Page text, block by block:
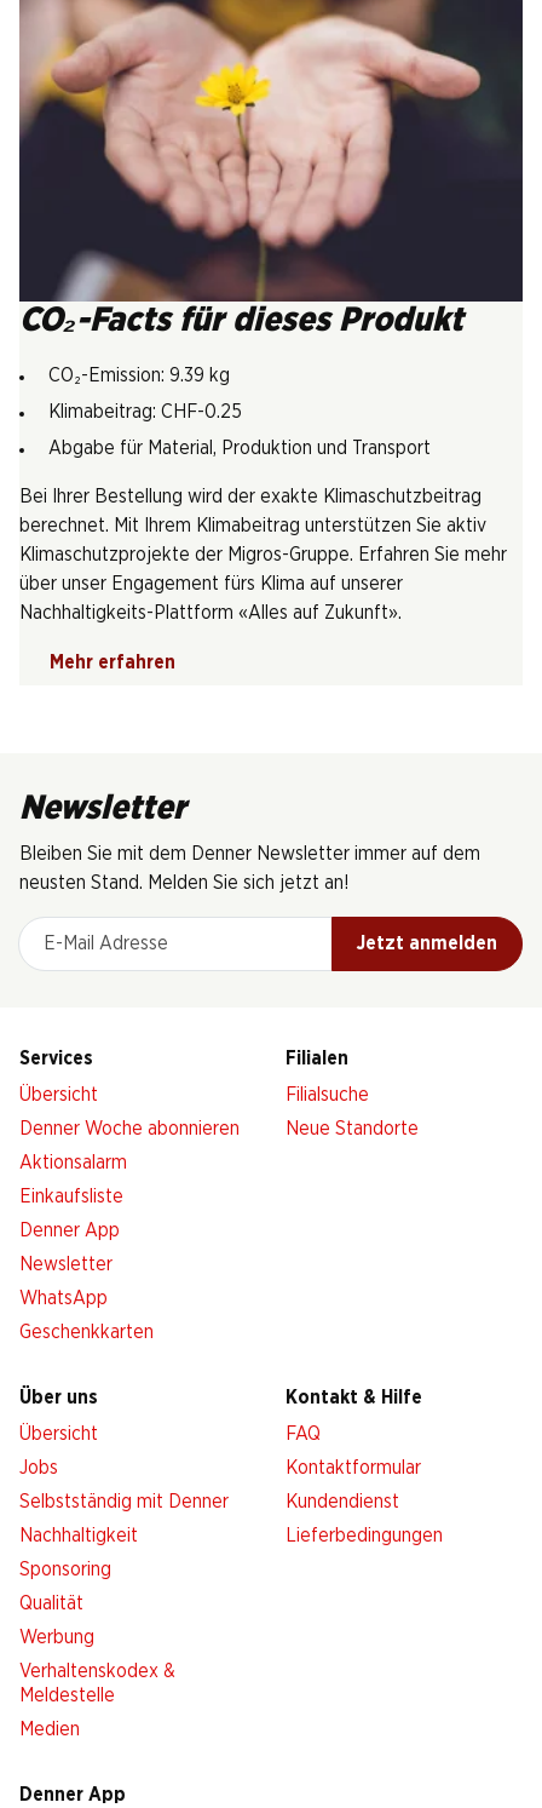
CO₂-Facts für dieses Produkt
CO₂-Emission: 9.39 kg
Klimabeitrag: CHF-0.25
Abgabe für Material, Produktion und Transport
Bei Ihrer Bestellung wird der exakte Klimaschutzbeitrag
berechnet. Mit Ihrem Klimabeitrag unterstützen Sie aktiv
Klimaschutzprojekte der Migros-Gruppe. Erfahren Sie mehr
über unser Engagement fürs Klima auf unserer
Nachhaltigkeits-Plattform «Alles auf Zukunft».
Mehr erfahren
Newsletter
Bleiben Sie mit dem Denner Newsletter immer auf dem
neusten Stand. Melden Sie sich jetzt an!
E-Mail Adresse
Jetzt anmelden
Services
Übersicht
Denner Woche abonnieren
Aktionsalarm
Einkaufsliste
Denner App
Newsletter
WhatsApp
Geschenkkarten
Filialen
Filialsuche
Neue Standorte
Über uns
Übersicht
Jobs
Selbstständig mit Denner
Nachhaltigkeit
Sponsoring
Qualität
Werbung
Verhaltenskodex &
Meldestelle
Medien
Kontakt & Hilfe
FAQ
Kontaktformular
Kundendienst
Lieferbedingungen
Denner App